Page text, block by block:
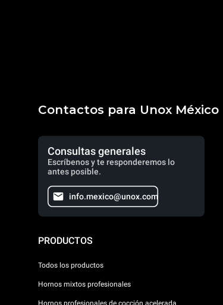
Contactos para Unox México
Consultas generales
Escríbenos y te responderemos lo
antes posible.
info.mexico@unox.com
PRODUCTOS
Todos los productos
Hornos mixtos profesionales
Hornos profesionales de cocción acelerada